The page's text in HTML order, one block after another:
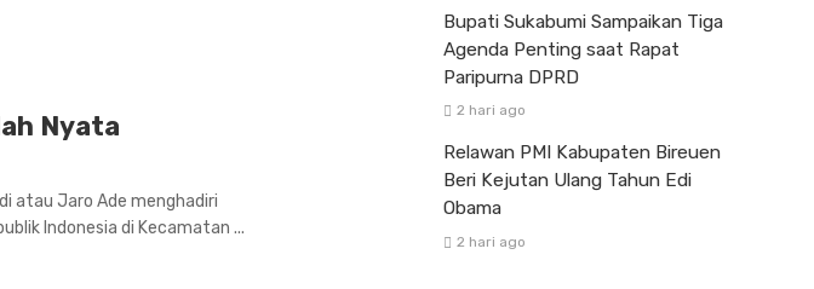
Nyata
atau Jaro Ade menghadiri
Indonesia di Kecamatan ...
Bupati Sukabumi Sampaikan Tiga
Agenda Penting saat Rapat
Paripurna DPRD
2 hari ago
Relawan PMI Kabupaten Bireuen
Beri Kejutan Ulang Tahun Edi
Obama
2 hari ago